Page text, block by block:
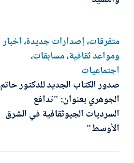
متفرقات، إصدارات جديدة، أخبار
ومواعد ثقافية، مسابقات،
اجتماعيات
صدور الكتاب الجديد للدكتور حاتم
الجوهري بعنوان: "تدافع
السرديات الجيوثقافية في الشرق
الأوسط"